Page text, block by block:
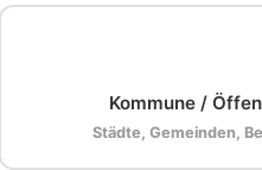
Kommune /
Städte, Gemeinden,